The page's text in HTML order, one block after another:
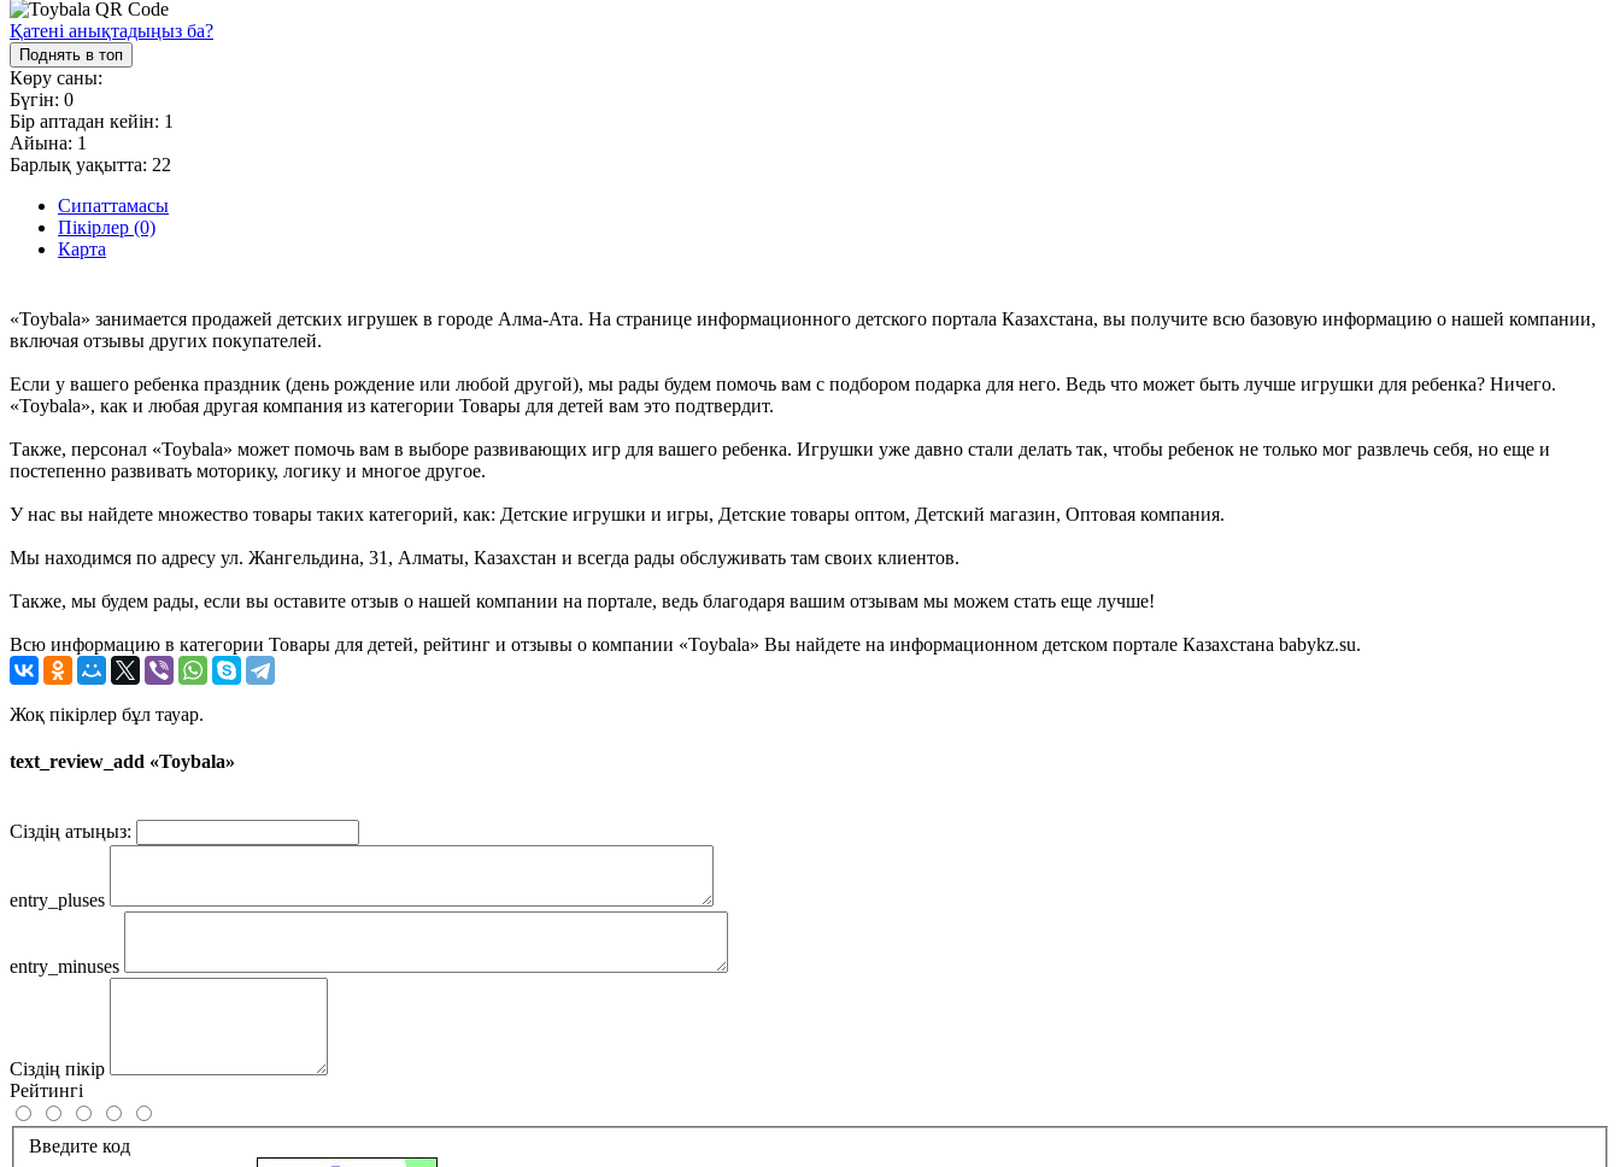
Қатені анықтадыңыз ба?
Поднять в топ
Көру саны:
Бүгін: 0
Бір аптадан кейін: 1
Айына: 1
Барлық уақытта: 22
Сипаттамасы
Пікірлер (0)
Карта
«Toybala» занимается продажей детских игрушек в городе Алма-Ата. На странице информационного детского портала Казахстана, вы получите всю базовую информацию о нашей компании,
включая отзывы других покупателей.
Если у вашего ребенка праздник (день рождение или любой другой), мы рады будем помочь вам с подбором подарка для него. Ведь что может быть лучше игрушки для ребенка? Ничего.
«Toybala», как и любая другая компания из категории Товары для детей вам это подтвердит.
Также, персонал «Toybala» может помочь вам в выборе развивающих игр для вашего ребенка. Игрушки уже давно стали делать так, чтобы ребенок не только мог развлечь себя, но еще и
постепенно развивать моторику, логику и многое другое.
У нас вы найдете множество товары таких категорий, как: Детские игрушки и игры, Детские товары оптом, Детский магазин, Оптовая компания.
Мы находимся по адресу ул. Жангельдина, 31, Алматы, Казахстан и всегда рады обслуживать там своих клиентов.
Также, мы будем рады, если вы оставите отзыв о нашей компании на портале, ведь благодаря вашим отзывам мы можем стать еще лучше!
Всю информацию в категории Товары для детей, рейтинг и отзывы о компании «Toybala» Вы найдете на информационном детском портале Казахстана babykz.su.
Жоқ пікірлер бұл тауар.
text_review_add «Toybala»
Сіздің атыңыз:
entry_pluses
entry_minuses
Сіздің пікір
Рейтингі
Введите код